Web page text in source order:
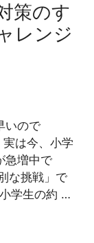
策のす
レンジ
いので
は今、小学
急増中で
な挑戦」で
学生の約 …